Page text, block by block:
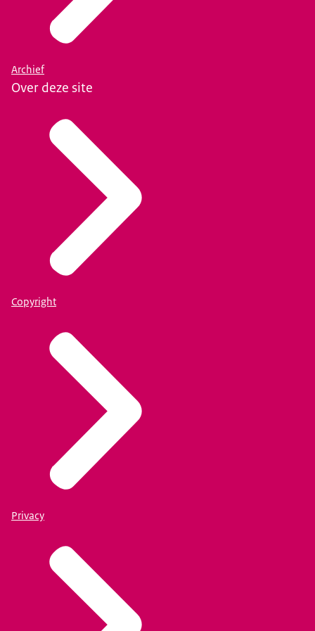
Archief
Over deze site
Copyright
Privacy